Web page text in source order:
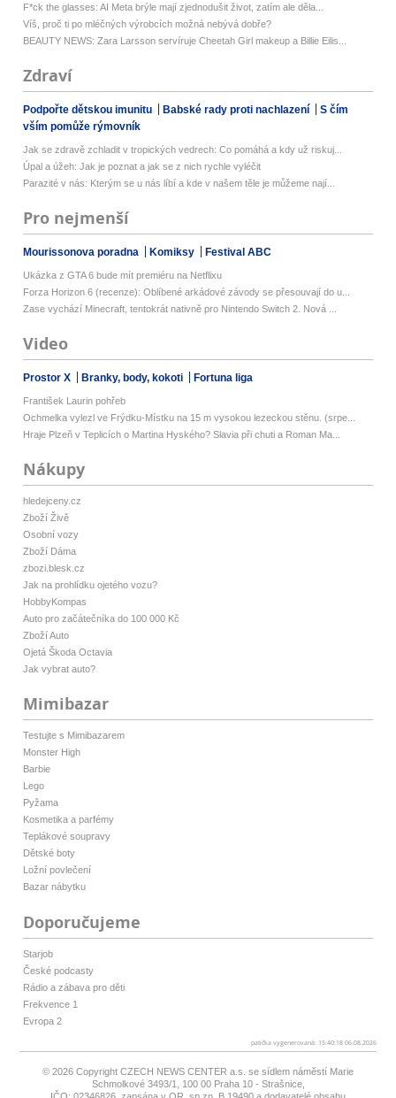
F*ck the glasses: AI Meta brýle mají zjednodušit život, zatím ale děla...
Víš, proč ti po mléčných výrobcích možná nebývá dobře?
BEAUTY NEWS: Zara Larsson servíruje Cheetah Girl makeup a Billie Eilis...
Zdraví
Podpořte dětskou imunitu Babské rady proti nachlazení
S čím
vším pomůže rýmovník
Jak se zdravě zchladit v tropických vedrech: Co pomáhá a kdy už riskuj...
Úpal a úžeh: Jak je poznat a jak se z nich rychle vyléčit
Parazité v nás: Kterým se u nás líbí a kde v našem těle je můžeme nají...
Pro nejmenší
Mourissonova poradna Komiksy Festival ABC
Ukázka z GTA 6 bude mít premiéru na Netflixu
Forza Horizon 6 (recenze): Oblíbené arkádové závody se přesouvají do u...
Zase vychází Minecraft, tentokrát nativně pro Nintendo Switch 2. Nová ...
Video
Prostor X Branky, body, kokoti Fortuna liga
František Laurin pohřeb
Ochmelka vylezl ve Frýdku-Místku na 15 m vysokou lezeckou stěnu. (srpe...
Hraje Plzeň v Teplicích o Martina Hyského? Slavia při chuti a Roman Ma...
Nákupy
hledejceny.cz
Zboží Živě
Osobní vozy
Zboží Dáma
zbozi.blesk.cz
Jak na prohlídku ojetého vozu?
HobbyKompas
Auto pro začátečníka do 100 000 Kč
Zboží Auto
Ojetá Škoda Octavia
Jak vybrat auto?
Mimibazar
Testujte s Mimibazarem
Monster High
Barbie
Lego
Pyžama
Kosmetika a parfémy
Teplákové soupravy
Dětské boty
Ložní povlečení
Bazar nábytku
Doporučujeme
Starjob
České podcasty
Rádio a zábava pro děti
Frekvence 1
Evropa 2
patička vygenerovaná: 15:40:18 06.08.2026
© 2026 Copyright CZECH NEWS CENTER a.s. se sídlem náměstí Marie
Schmolkové 3493/1, 100 00 Praha 10 - Strašnice,